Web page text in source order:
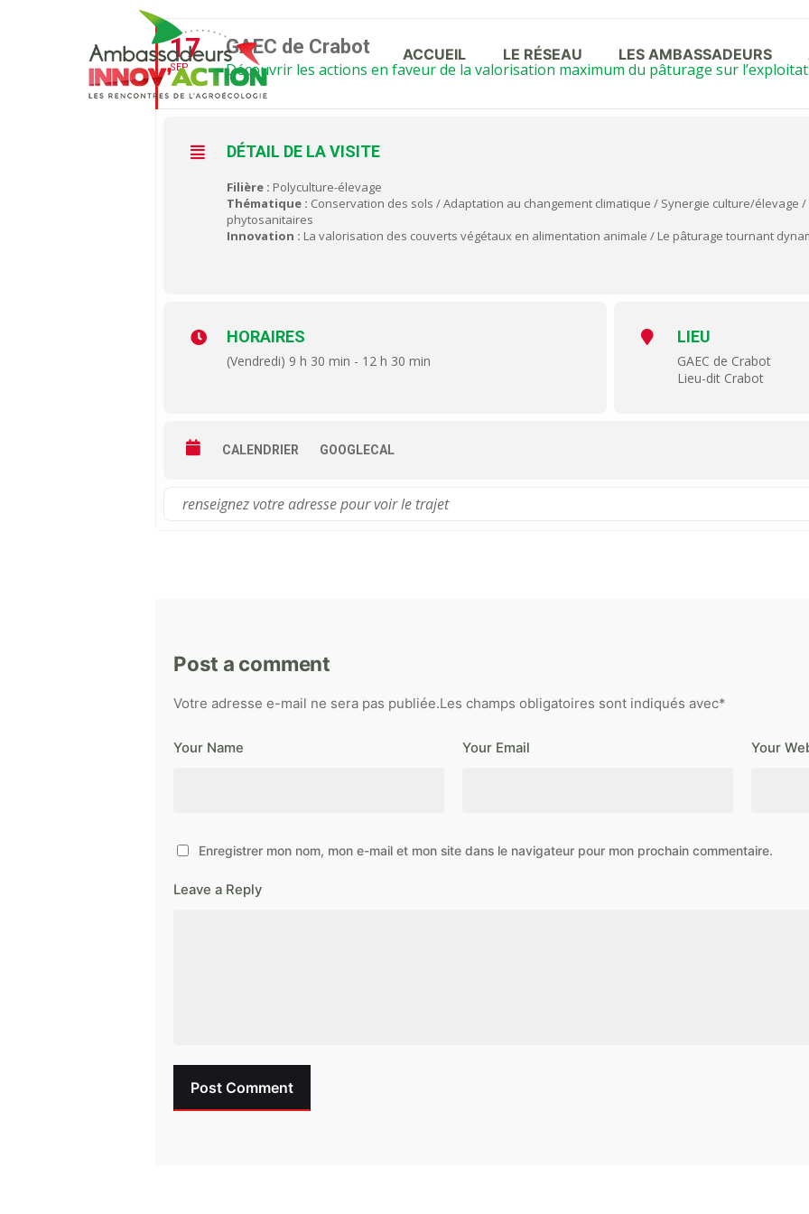
ACCUEIL LE RÉSEAU LES AMBASSADEURS
17
SEP
GAEC de Crabot
Découvrir les actions en faveur de la valorisation maximum du pâturage sur
DÉTAIL DE LA VISITE
Filière : Polyculture-élevage
Thématique : Conservation des sols / Adaptation au changement climatique / Synergie culture/élevage
phytosanitaires
Innovation : La valorisation des couverts végétaux en alimentation animale / Le pâturage tournant
HORAIRES
(Vendredi) 9 h 30 min - 12 h 30 min
LIEU
GAEC de Crabot
Lieu-dit Crabot
CALENDRIER GOOGLECAL
Post a comment
Votre adresse e-mail ne sera pas publiée.Les champs obligatoires sont indiqués avec*
Your Name Your Email Your
Enregistrer mon nom, mon e-mail et mon site dans le navigateur pour mon prochain commentaire.
Leave a Reply
Post Comment